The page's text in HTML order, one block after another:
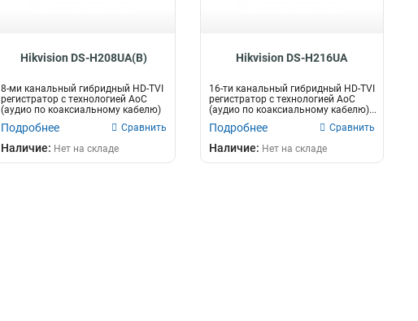
Hikvision DS-H208UA(B)
8-ми канальный гибридный HD-TVI
регистратор c технологией AoC
(аудио по коаксиальному кабелю)
Подробнее Сравнить
Наличие: Нет на складе
Hikvision DS-H216UA
16-ти канальный гибридный HD-TVI
регистратор c технологией AoC
(аудио по коаксиальному кабелю)...
Подробнее Сравнить
Наличие: Нет на складе